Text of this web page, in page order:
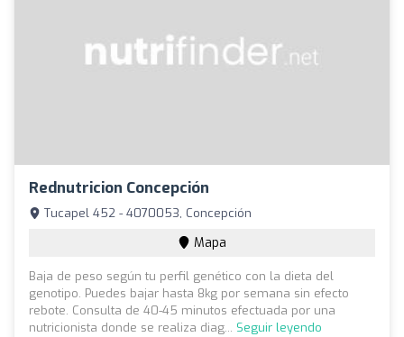
Rednutricion Concepción
Tucapel 452 - 4070053, Concepción
Mapa
Baja de peso según tu perfil genético con la dieta del
genotipo. Puedes bajar hasta 8kg por semana sin efecto
rebote. Consulta de 40-45 minutos efectuada por una
nutricionista donde se realiza diag... Seguir leyendo